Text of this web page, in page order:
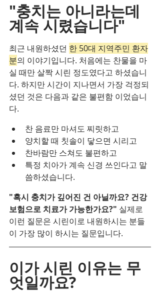
"충치는 아니라는데
계속 시렸습니다"
최근 내원하셨던 한 50대 지역주민 환자
분의 이야기입니다. 처음에는 찬물을 마
실 때만 살짝 시린 정도였다고 하셨습니
다. 하지만 시간이 지나면서 가장 걱정되
셨던 것은 다음과 같은 불편함 이었습니
다.
찬 음료만 마셔도 찌릿하고
양치할 때 칫솔이 닿으면 시리고
찬바람만 스쳐도 불편하고
특정 치아가 계속 신경 쓰인다고 말
씀하셨습니다.
"혹시 충치가 깊어진 건 아닐까요? 건강
보험으로 치료가 가능한가요?" 실제로
이런 질문은 시린이로 내원하시는 분들
이 가장 많이 하시는 질문입니다.
이가 시린 이유는 무
엇일까요?